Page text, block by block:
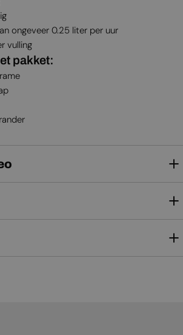
ongeveer 0.25 liter per uur
vulling
pakket: